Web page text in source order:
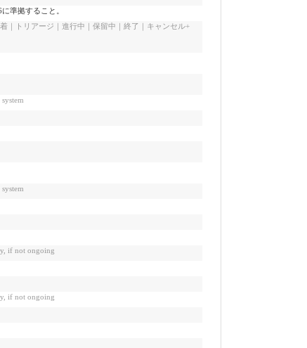
準拠すること。
｜トリアージ｜進行中｜保留中｜終了｜キャンセル+
if not ongoing
if not ongoing